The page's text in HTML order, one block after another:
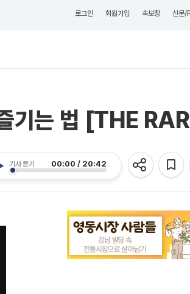
로그인 회원가입 속보창 신문/
기는 법 [THE
기사 듣기 00:00 / 20:42